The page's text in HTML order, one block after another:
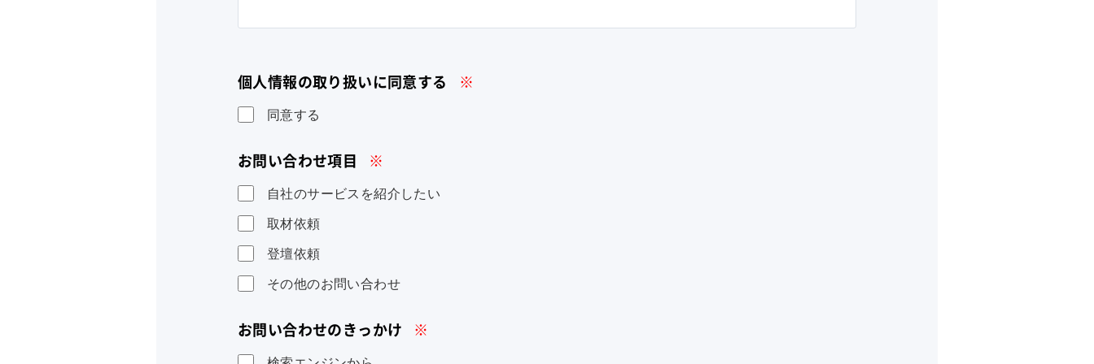
個人情報の取り扱いに同意する ※
同意する
お問い合わせ項目 ※
自社のサービスを紹介したい
取材依頼
登壇依頼
その他のお問い合わせ
お問い合わせのきっかけ ※